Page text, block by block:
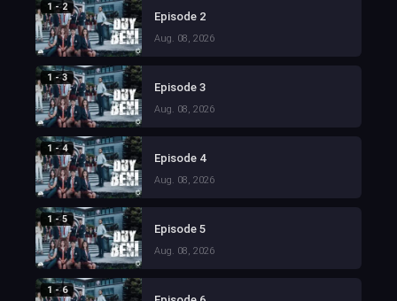
1 - 2
Episode 2
Aug. 08, 2026
1 - 3
Episode 3
Aug. 08, 2026
1 - 4
Episode 4
Aug. 08, 2026
1 - 5
Episode 5
Aug. 08, 2026
1 - 6